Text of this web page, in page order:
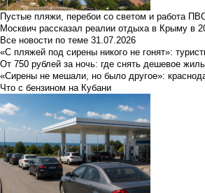
Пустые пляжи, перебои со светом и работа
Москвич рассказал реалии отдыха в Крыму в
Все новости по теме 31.07.2026
«С пляжей под сирены никого не гонят»:
От 750 рублей за ночь: где снять дешевое
«Сирены не мешали, но было другое»:
Что с бензином на Кубани